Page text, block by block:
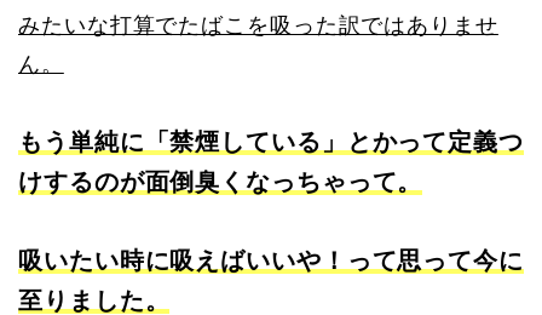
みたいな打算でたばこを吸った訳ではありませ
ん。
もう単純に「禁煙している」とかって定義つ
けするのが面倒臭くなっちゃって。
吸いたい時に吸えばいいや！って思って今に
至りました。